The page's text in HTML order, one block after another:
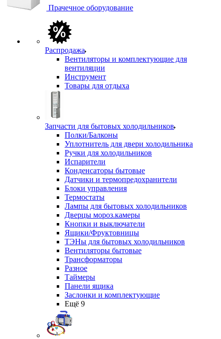
Прачечное оборудование
Распродажа
Вентиляторы и комплектующие для
вентиляции
Инструмент
Товары для отдыха
Запчасти для бытовых холодильников
Полки/Балконы
Уплотнитель для двери холодильника
Ручки для холодильников
Испарители
Конденсаторы бытовые
Датчики и термопредохранители
Блоки управления
Термостаты
Лампы для бытовых холодильников
Дверцы мороз.камеры
Кнопки и выключатели
Ящики/Фруктовницы
ТЭНы для бытовых холодильников
Вентиляторы бытовые
Трансформаторы
Разное
Таймеры
Панели ящика
Заслонки и комплектующие
Ещё 9